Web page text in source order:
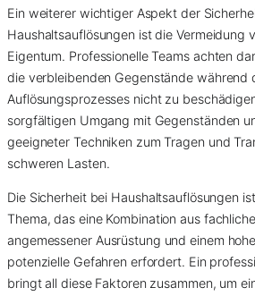
Ein weiterer wichtiger Aspekt der
Haushaltsauflösungen ist die Vermeidung
Eigentum. Professionelle Teams achten
die verbleibenden Gegenstände während
Auflösungsprozesses nicht zu
sorgfältigen Umgang mit Gegenständen
geeigneter Techniken zum Tragen und
schweren Lasten.
Die Sicherheit bei Haushaltsauflösungen
Thema, das eine Kombination aus
angemessener Ausrüstung und einem
potenzielle Gefahren erfordert. Ein
bringt all diese Faktoren zusammen, um